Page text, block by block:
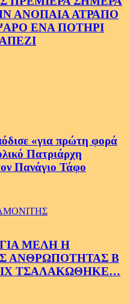
ΑΝΟΠΑΙΑ ΑΤΡΑΠΟ
ΕΝΑ ΠΟΤΗΡΙ
«για πρώτη φορά
Πατριάρχη
Πανάγιο Τάφο
ΜΕΛΗ Η
ΑΝΘΡΩΠΟΤΗΤΑΣ Β
ΤΣΑΛΑΚΩΘΗΚΕ…